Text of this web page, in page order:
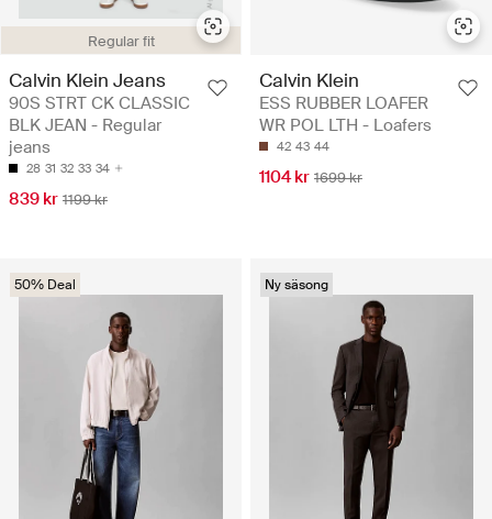
Regular fit
Calvin Klein Jeans
90S STRT CK CLASSIC
BLK JEAN - Regular
jeans
28 31 32 33 34
839 kr 1199 kr
Calvin Klein
ESS RUBBER LOAFER
WR POL LTH - Loafers
42 43 44
1104 kr 1699 kr
50% Deal Ny säsong